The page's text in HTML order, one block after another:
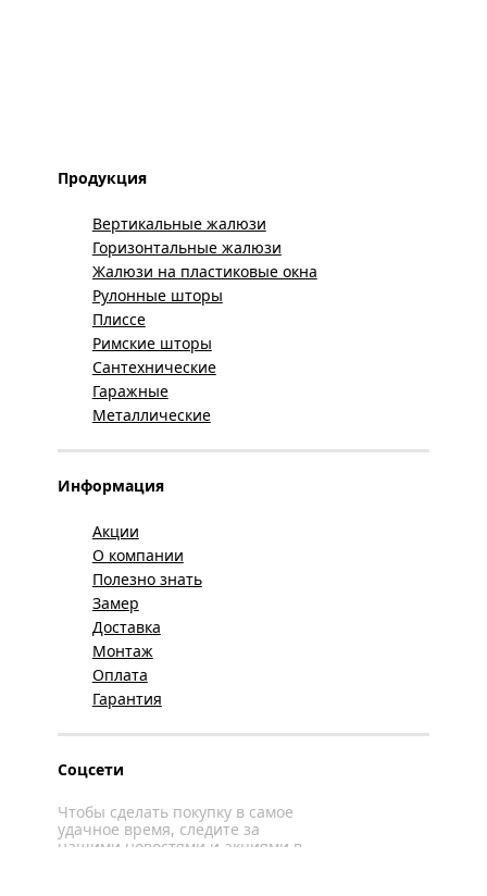
Продукция
Вертикальные жалюзи
Горизонтальные жалюзи
Жалюзи на пластиковые окна
Рулонные шторы
Плиссе
Римские шторы
Сантехнические
Гаражные
Металлические
Информация
Акции
О компании
Полезно знать
Замер
Доставка
Монтаж
Оплата
Гарантия
Соцсети
Чтобы сделать покупку в самое
удачное время, следите за
нашими новостями и акциями в